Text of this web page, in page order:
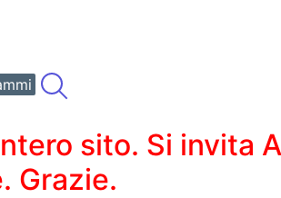
sito. Si invita
Grazie.